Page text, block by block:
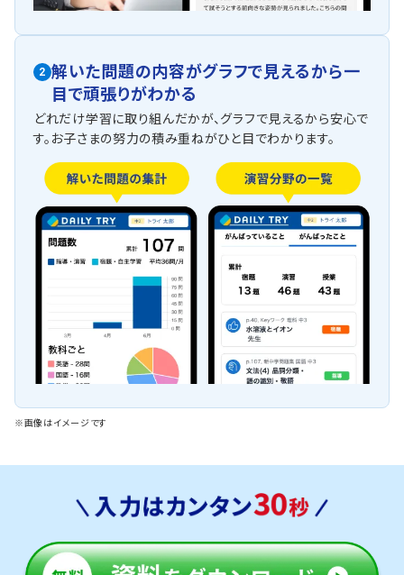
2 解いた問題の内容がグラフで見えるから一
目で頑張りがわかる
どれだけ学習に取り組んだかが、グラフで見えるから安心で
す。お子さまの努力の積み重ねがひと目でわかります。
※画像はイメージです